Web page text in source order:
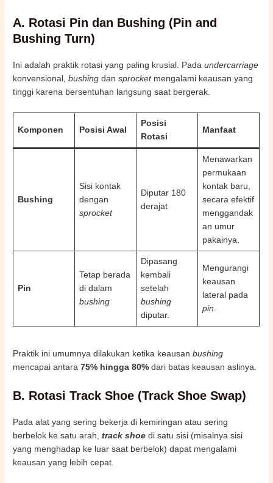
A. Rotasi Pin dan Bushing (Pin and
Bushing Turn)
Ini adalah praktik rotasi yang paling krusial. Padaundercarriage
konvensional,bushing dansprocketmengalami keausan yang
tinggi karena bersentuhan langsung saat bergerak.
Komponen Posisi Awal
Posisi
Rotasi
Manfaat
Bushing
Sisi kontak
dengan
sprocket
Diputar 180
derajat
Menawarkan
permukaan
kontak baru,
secara efektif
menggandak
an umur
pakainya.
Pin
Tetap berada
di dalam
bushing
Dipasang
kembali
setelah
bushing
diputar.
Mengurangi
keausan
lateral pada
pin
Praktik ini umumnya dilakukan ketika keausanbushing
mencapai antara75% hingga 80% dari batas keausan aslinya.
B. Rotasi Track Shoe (Track Shoe Swap)
Pada alat yang sering bekerja di kemiringan atau sering
berbelok ke satu arah,track shoe di satu sisi (misalnya sisi
yang menghadap ke luar saat berbelok) dapat mengalami
keausan yang lebih cepat.